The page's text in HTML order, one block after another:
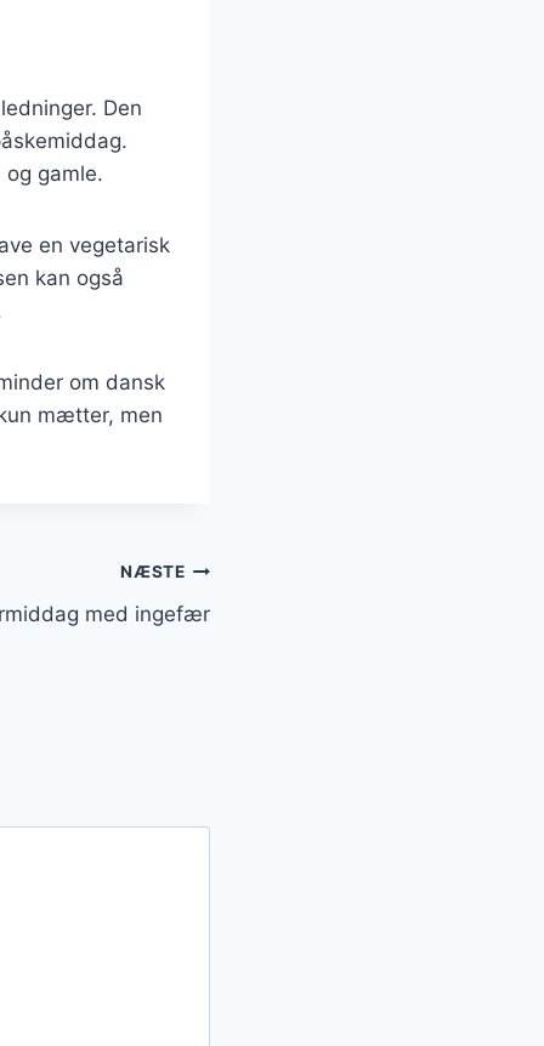
Den
gamle.
en vegetarisk
kan også
om dansk
mætter, men
NÆSTE
med ingefær